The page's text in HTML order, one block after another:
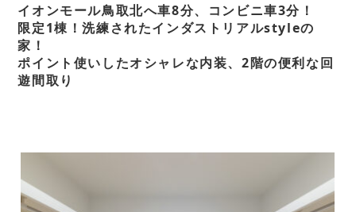
イオンモール鳥取北へ車8分、コンビニ車3分！
限定1棟！洗練されたインダストリアルstyleの
家！
ポイント使いしたオシャレな内装、2階の便利な回
遊間取り